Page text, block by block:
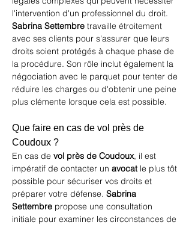
l'intervention d'un professionnel du droit.
Sabrina Settembre travaille étroitement
avec ses clients pour s'assurer que leurs
droits soient protégés à chaque phase de
la procédure. Son rôle inclut également la
négociation avec le parquet pour tenter de
réduire les charges ou d'obtenir une peine
plus clémente lorsque cela est possible.
Que faire en cas de vol près de
Coudoux ?
En cas de vol près de Coudoux, il est
impératif de contacter un avocat le plus tôt
possible pour sécuriser vos droits et
préparer votre défense. Sabrina
Settembre propose une consultation
initiale pour examiner les circonstances de